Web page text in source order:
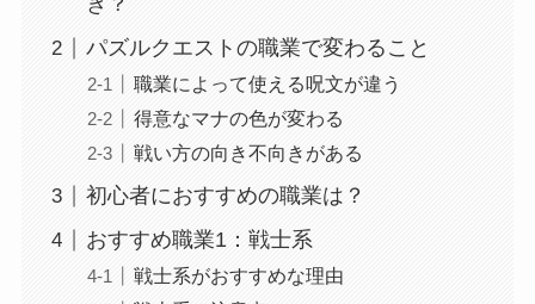
パズルクエストの職業で変わること
職業によって使える呪文が違う
得意なマナの色が変わる
戦い方の向き不向きがある
初心者におすすめの職業は？
おすすめ職業1：戦士系
戦士系がおすすめな理由